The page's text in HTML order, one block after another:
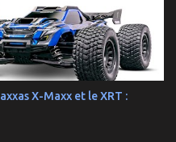
à Rouler" et "À
S10 en deux versions
s'adresse à l'ensemble de la
RTR (Ready to Run),
la version "Roller", un
sans aucune électronique : ni
X-Maxx et le XRT :